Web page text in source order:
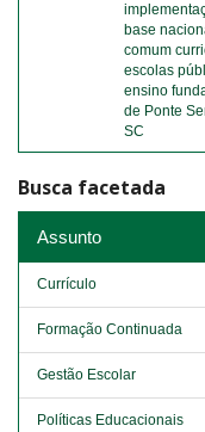
base
comum
escolas
ensino
de Ponte
SC
Busca facetada
Assunto
Currículo
Formação Continuada
Gestão Escolar
Políticas Educacionais